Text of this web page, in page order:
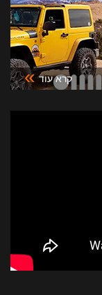
קרא עוד »